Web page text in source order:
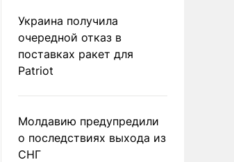
Украина получила
очередной отказ в
поставках ракет для
Patriot
Молдавию предупредили
о последствиях выхода из
СНГ